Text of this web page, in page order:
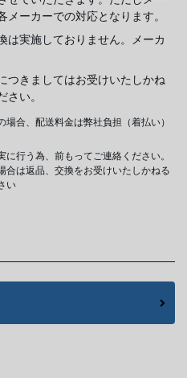
ーカーでの対応となります。
は実施しておりません。メーカ
つきましてはお受けいたしかね
さい。
合、配送料金は弊社負担（着払い）
行う為、前もってご連絡ください。
合は返品、交換をお受けいたしかねる
い